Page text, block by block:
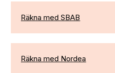
Räkna med SBAB
Räkna med Nordea